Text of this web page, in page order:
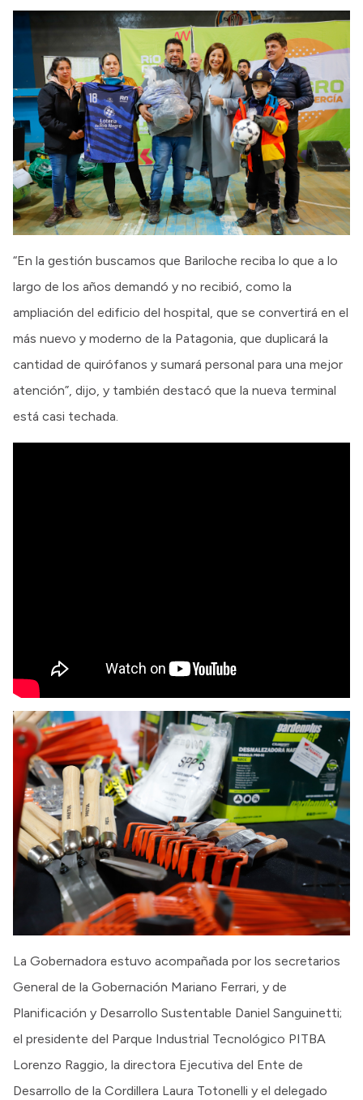
“En la gestión buscamos que Bariloche reciba lo que a lo
largo de los años demandó y no recibió, como la
ampliación del edificio del hospital, que se convertirá en el
más nuevo y moderno de la Patagonia, que duplicará la
cantidad de quirófanos y sumará personal para una mejor
atención”, dijo, y también destacó que la nueva terminal
está casi techada.
La Gobernadora estuvo acompañada por los secretarios
General de la Gobernación Mariano Ferrari, y de
Planificación y Desarrollo Sustentable Daniel Sanguinetti;
el presidente del Parque Industrial Tecnológico PITBA
Lorenzo Raggio, la directora Ejecutiva del Ente de
Desarrollo de la Cordillera Laura Totonelli y el delegado